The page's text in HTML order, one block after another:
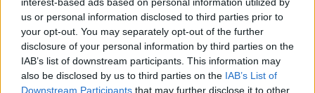
us or personal information disclosed to third parties prior to
your opt-out. You may separately opt-out of the further
disclosure of your personal information by third parties on the
IAB’s list of downstream participants. This information may
also be disclosed by us to third parties on the IAB’s List of
Downstream Participants that may further disclose it to other
Blues, entrambi attivi nel Champ Rugby
(seconda divisione inglese).